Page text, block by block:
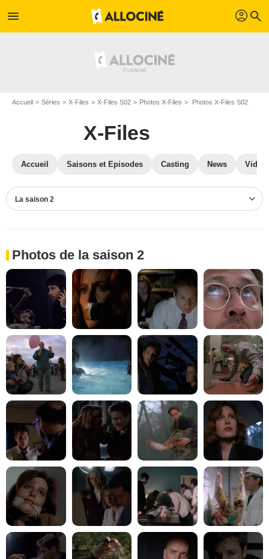
menu profil search
Accueil Séries X-Files X-Files S02 Photos X-Files Photos X-Files S02
X-Files
Accueil Saisons et Episodes Casting News
La saison 2
Photos de la saison 2